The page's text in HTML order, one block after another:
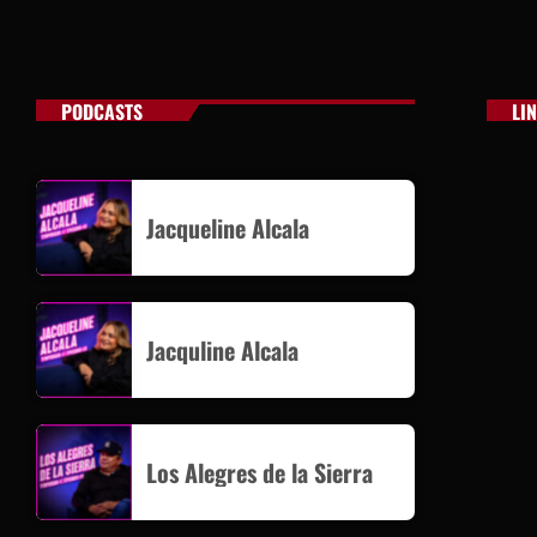
PODCASTS
Jacqueline Alcala
Jacquline Alcala
Los Alegres de la Sierra